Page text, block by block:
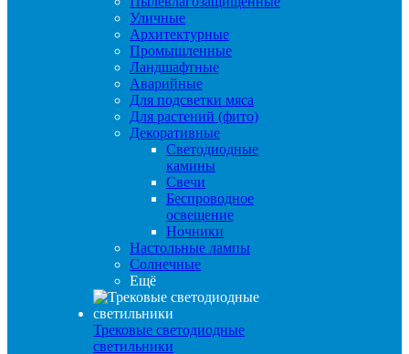
Уличные
Архитектурные
Промышленные
Ландшафтные
Аварийные
Для подсветки мяса
Для растений (фито)
Декоративные
Светодиодные
камины
Свечи
Беспроводное
освещение
Ночники
Настольные лампы
Солнечные
Ещё
Трековые светодиодные
светильники